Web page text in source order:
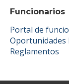
Funcionarios
Portal de
Oportunidades
Reglamentos